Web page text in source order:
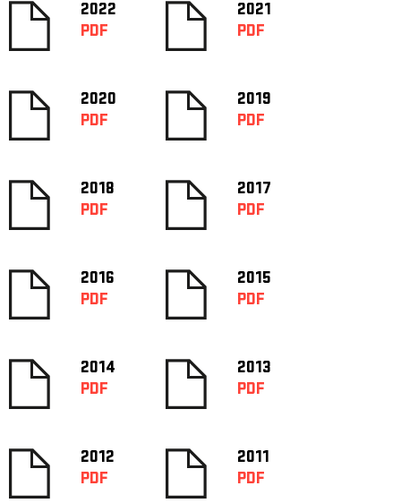
2022
PDF
2021
PDF
2020
PDF
2019
PDF
2018
PDF
2017
PDF
2016
PDF
2015
PDF
2014
PDF
2013
PDF
2012
PDF
2011
PDF